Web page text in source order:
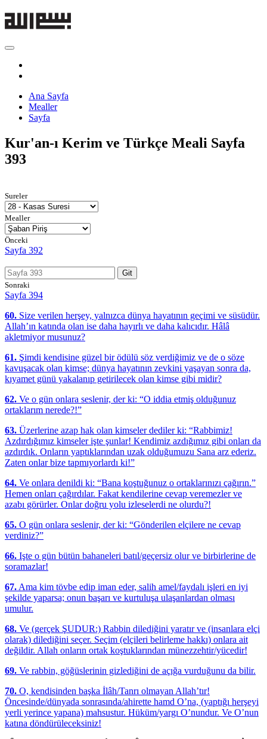
Ana Sayfa
Mealler
Sayfa
Kur'an-ı Kerim ve Türkçe Meali Sayfa
393
Sureler
Mealler
Önceki
Sayfa 392
Git
Sonraki
Sayfa 394
60. Size verilen herşey, yalnızca dünya hayatının geçimi ve süsüdür.
Allah’ın katında olan ise daha hayırlı ve daha kalıcıdır. Hâlâ
akletmiyor musunuz?
61. Şimdi kendisine güzel bir ödülü söz verdiğimiz ve de o söze
kavuşacak olan kimse; dünya hayatının zevkini yaşayan sonra da,
kıyamet günü yakalanıp getirilecek olan kimse gibi midir?
62. Ve o gün onlara seslenir, der ki: “O iddia etmiş olduğunuz
ortaklarım nerede?!”
63. Üzerlerine azap hak olan kimseler dediler ki: “Rabbimiz!
Azdırdığımız kimseler işte şunlar! Kendimiz azdığımız gibi onları da
azdırdık. Onların yaptıklarından uzak olduğumuzu Sana arz ederiz.
Zaten onlar bize tapmıyorlardı ki!”
64. Ve onlara denildi ki: “Bana koştuğunuz o ortaklarınızı çağırın.”
Hemen onları çağırdılar. Fakat kendilerine cevap veremezler ve
azabı görürler. Onlar doğru yolu izleselerdi ne olurdu?!
65. O gün onlara seslenir, der ki: “Gönderilen elçilere ne cevap
verdiniz?”
66. Işte o gün bütün bahaneleri batıl/geçersiz olur ve birbirlerine de
soramazlar!
67. Ama kim tövbe edip iman eder, salih amel/faydalı işleri en iyi
şekilde yaparsa; onun başarı ve kurtuluşa ulaşanlardan olması
umulur.
68. Ve (gerçek ŞUDUR:) Rabbin dilediğini yaratır ve (insanlara elçi
olarak) dilediğini seçer. Seçim (elçileri belirleme hakkı) onlara ait
değildir. Allah onların ortak koştuklarından münezzehtir/yücedir!
69. Ve rabbin, göğüslerinin gizlediğini de açığa vurduğunu da bilir.
70. O, kendisinden başka İlâh/Tanrı olmayan Allah’tır!
Öncesinde/dünyada sonrasında/ahirette hamd O’na, (yaptığı herşeyi
yerli yerince yapana) mahsustur. Hüküm/yargı O’nundur. Ve O’nun
katına döndürüleceksiniz!